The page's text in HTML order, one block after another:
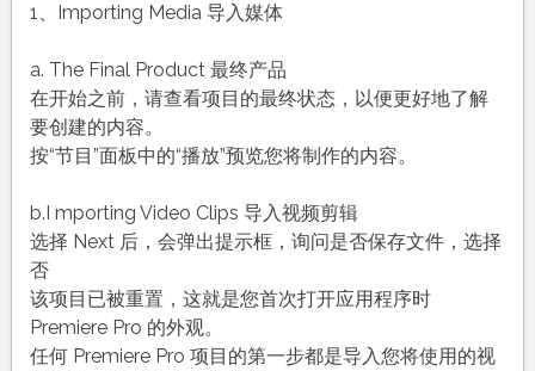
1、Importing Media 导入媒体
a. The Final Product 最终产品
在开始之前，请查看项目的最终状态，以便更好地了解
要创建的内容。
按“节目”面板中的“播放”预览您将制作的内容。
b.I mporting Video Clips 导入视频剪辑
选择 Next 后，会弹出提示框，询问是否保存文件，选择
否
该项目已被重置，这就是您首次打开应用程序时
Premiere Pro 的外观。
任何 Premiere Pro 项目的第一步都是导入您将使用的视